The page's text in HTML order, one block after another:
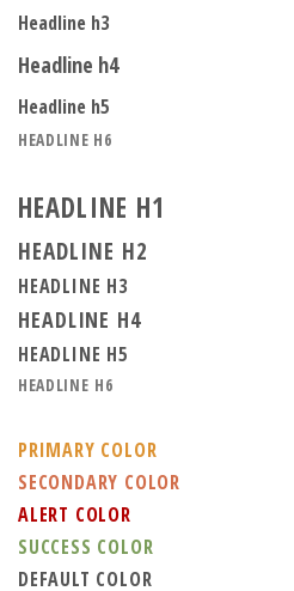
Headline h3
Headline h4
Headline h5
HEADLINE H6
HEADLINE H1
HEADLINE H2
HEADLINE H3
HEADLINE H4
HEADLINE H5
HEADLINE H6
PRIMARY COLOR
SECONDARY COLOR
ALERT COLOR
SUCCESS COLOR
DEFAULT COLOR